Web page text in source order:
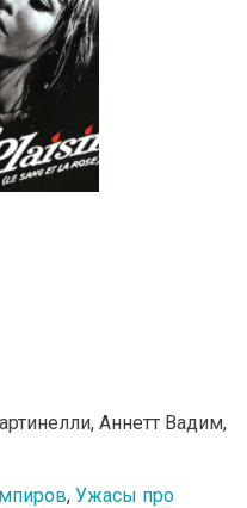
Аннетт Вадим,
, Ужасы про